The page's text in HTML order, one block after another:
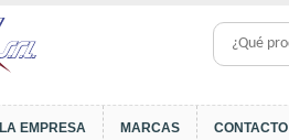
LA EMPRESA MARCAS CONTACTO